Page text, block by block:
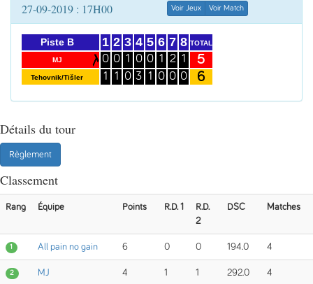
27-09-2019 : 17H00 Voir Jeux Voir Match
Piste B
MJ
Tehovnik/Tišler
1
0
1
2
0
1
3
1
0
4
0
3
5
0
1
6
1
0
7
2
0
8
1
0
TOTAL
5
6
Détails du tour
Règlement
Classement
Rang Équipe Points R.D. 1
R.D.
2
DSC Matches
1 All pain no gain 6 0 0 194.0 4
2 MJ 4 1 1 292.0 4